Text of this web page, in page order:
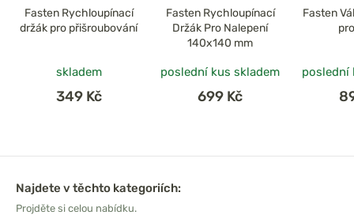
Fasten Rychloupínací
držák pro přišroubování
skladem
349 Kč
Fasten Rychloupínací
Držák Pro Nalepení
140x140 mm
poslední kus skladem
699 Kč
Fasten
poslední
Najdete v těchto kategoriích:
Projděte si celou nabídku.